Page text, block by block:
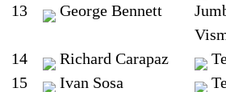
13 George Bennett
14 Richard Carapaz
15
Ivan Sosa